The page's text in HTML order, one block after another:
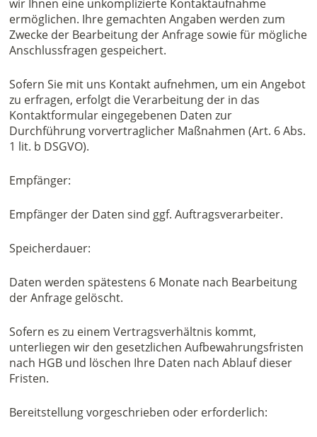
wir Ihnen eine unkomplizierte Kontaktaufnahme
ermöglichen. Ihre gemachten Angaben werden zum
Zwecke der Bearbeitung der Anfrage sowie für mögliche
Anschlussfragen gespeichert.
Sofern Sie mit uns Kontakt aufnehmen, um ein Angebot
zu erfragen, erfolgt die Verarbeitung der in das
Kontaktformular eingegebenen Daten zur
Durchführung vorvertraglicher Maßnahmen (Art. 6 Abs.
1 lit. b DSGVO).
Empfänger:
Empfänger der Daten sind ggf. Auftragsverarbeiter.
Speicherdauer:
Daten werden spätestens 6 Monate nach Bearbeitung
der Anfrage gelöscht.
Sofern es zu einem Vertragsverhältnis kommt,
unterliegen wir den gesetzlichen Aufbewahrungsfristen
nach HGB und löschen Ihre Daten nach Ablauf dieser
Fristen.
Bereitstellung vorgeschrieben oder erforderlich: